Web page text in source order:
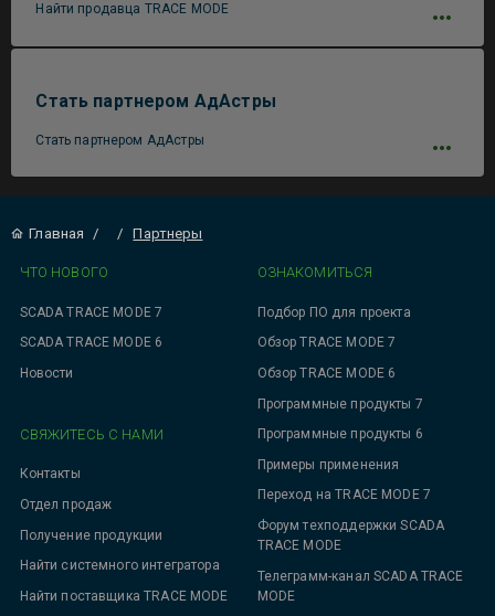
Найти продавца TRACE MODE
Стать партнером АдАстры
Стать партнером АдАстры
Главная / / Партнеры
ЧТО НОВОГО
SCADA TRACE MODE 7
SCADA TRACE MODE 6
Новости
ОЗНАКОМИТЬСЯ
Подбор ПО для проекта
Обзор TRACE MODE 7
Обзор TRACE MODE 6
Программные продукты 7
Программные продукты 6
Примеры применения
Переход на TRACE MODE 7
Форум техподдержки SCADA
TRACE MODE
Телеграмм-канал SCADA TRACE
MODE
СВЯЖИТЕСЬ С НАМИ
Контакты
Отдел продаж
Получение продукции
Найти системного интегратора
Найти поставщика TRACE MODE